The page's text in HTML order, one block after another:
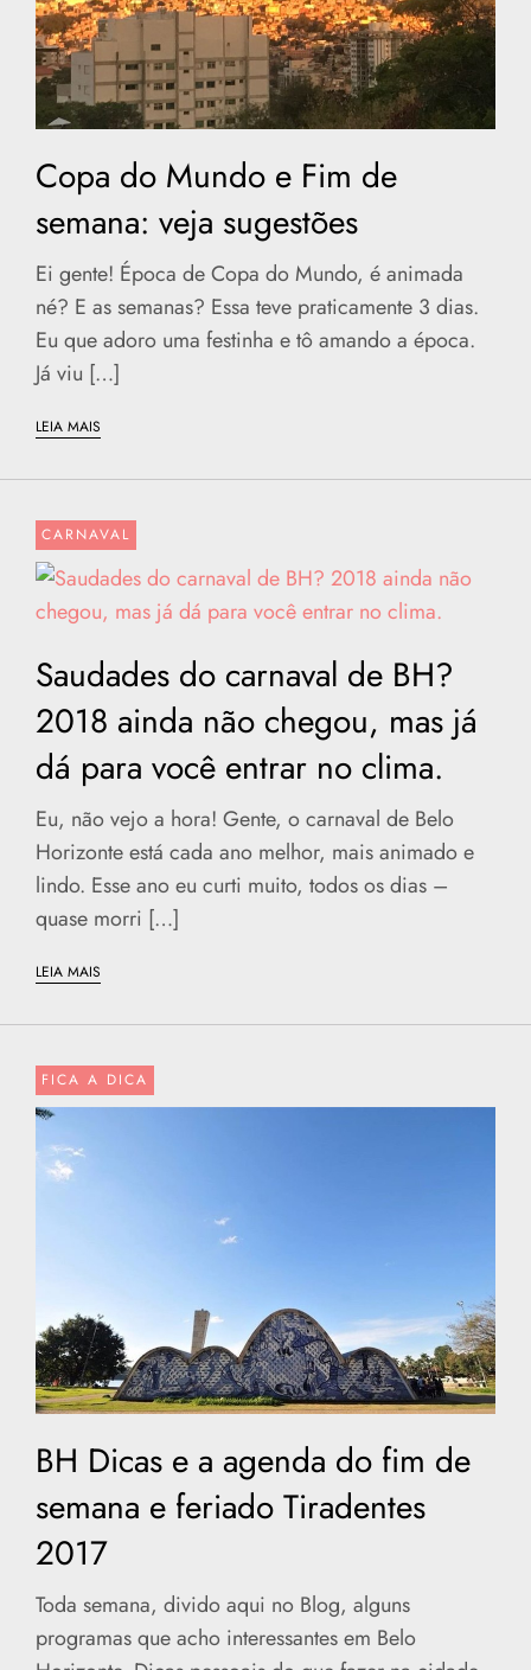
Copa do Mundo e Fim de
semana: veja sugestões
Ei gente! Época de Copa do Mundo, é animada
né? E as semanas? Essa teve praticamente 3 dias.
Eu que adoro uma festinha e tô amando a época.
Já viu […]
LEIA MAIS
CARNAVAL
Saudades do carnaval de BH?
2018 ainda não chegou, mas já
dá para você entrar no clima.
Eu, não vejo a hora! Gente, o carnaval de Belo
Horizonte está cada ano melhor, mais animado e
lindo. Esse ano eu curti muito, todos os dias –
quase morri […]
LEIA MAIS
FICA A DICA
BH Dicas e a agenda do fim de
semana e feriado Tiradentes
2017
Toda semana, divido aqui no Blog, alguns
programas que acho interessantes em Belo